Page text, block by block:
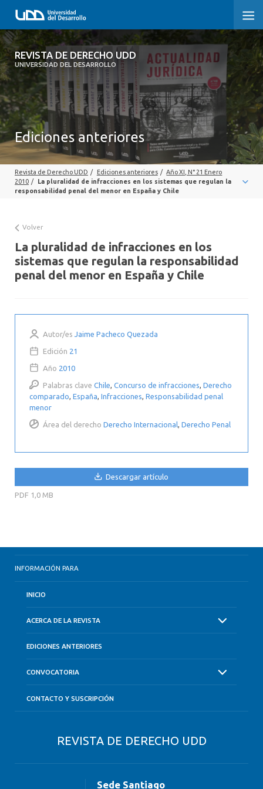
REVISTA DE DERECHO UDD
UNIVERSIDAD DEL DESARROLLO
REVISTA DE DERECHO UDD
INICIO
ACERCA DE LA REVISTA
EDICIONES ANTERIORES
CONVOCATORIA
CONTACTO Y SUSCRIPCIÓN
Ediciones anteriores
Revista de Derecho UDD / Ediciones anteriores / Año XI, N° 21 Enero
2010 /
La pluralidad de infracciones en los sistemas que regulan la
responsabilidad penal del menor en España y Chile
Volver
La pluralidad de infracciones en los
sistemas que regulan la responsabilidad
penal del menor en España y Chile
Autor/es Jaime Pacheco Quezada
Edición 21
Año 2010
Palabras clave Chile Concurso de infracciones Derecho
comparado ,España ,Infracciones ,Responsabilidad penal
menor
Área del derecho Derecho Internacional Derecho Penal
Descargar artículo
PDF 1,0 MB
INFORMACIÓN PARA
INICIO
ACERCA DE LA REVISTA
EDICIONES ANTERIORES
CONVOCATORIA
CONTACTO Y SUSCRIPCIÓN
REVISTA DE DERECHO UDD
Sede Santiago